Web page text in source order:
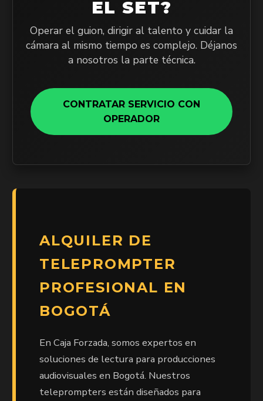
EL SET?
Operar el guion, dirigir al talento y cuidar la
cámara al mismo tiempo es complejo. Déjanos
a nosotros la parte técnica.
CONTRATAR SERVICIO CON
OPERADOR
ALQUILER DE
TELEPROMPTER
PROFESIONAL EN
BOGOTÁ
En Caja Forzada, somos expertos en
soluciones de lectura para producciones
audiovisuales en Bogotá. Nuestros
teleprompters están diseñados para